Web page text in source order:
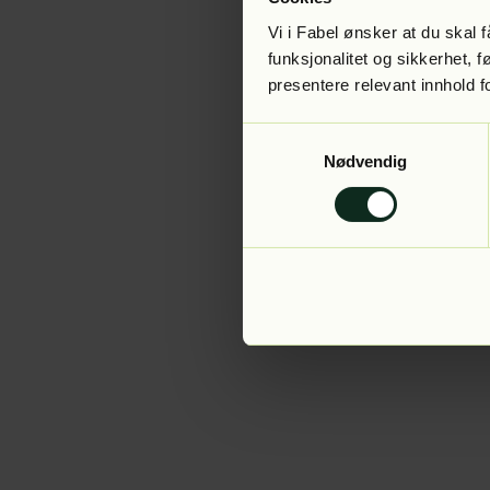
Vi i Fabel ønsker at du skal
funksjonalitet og sikkerhet,
presentere relevant innhold
Nødvendig
Application